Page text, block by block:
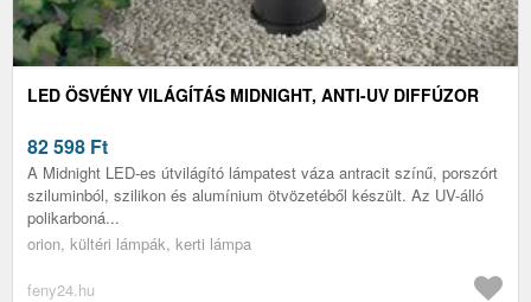
LED ÖSVÉNY VILÁGÍTÁS MIDNIGHT, ANTI-UV DIFFÚZOR
82 598 Ft
A Midnight LED-es útvilágító lámpatest váza antracit színű, porszórt
sziluminból, szilikon és alumínium ötvözetéből készült. Az UV-álló
polikarboná...
orion, kültéri lámpák, kerti lámpa
feny24.hu